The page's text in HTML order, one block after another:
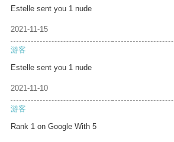
Estelle sent you 1 nude
2021-11-15
游客
Estelle sent you 1 nude
2021-11-10
游客
Rank 1 on Google With 5